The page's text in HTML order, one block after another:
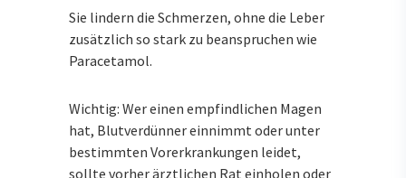
Sie lindern die Schmerzen, ohne die Leber
zusätzlich so stark zu beanspruchen wie
Paracetamol.
Wichtig: Wer einen empfindlichen Magen
hat, Blutverdünner einnimmt oder unter
bestimmten Vorerkrankungen leidet,
sollte vorher ärztlichen Rat einholen oder